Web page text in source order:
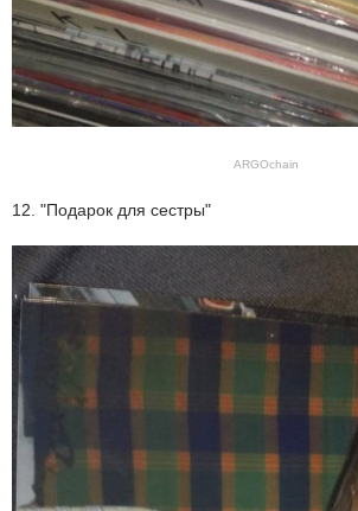
ARGOchain
12. "Подарок для сестры"